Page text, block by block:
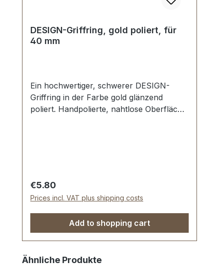
DESIGN-Griffring, gold poliert, für
40 mm
Ein hochwertiger, schwerer DESIGN-
Griffring in der Farbe gold glänzend
poliert. Handpolierte, nahtlose Oberfläche
Regular price:
€5.80
Prices incl. VAT plus shipping costs
Add to shopping cart
Skip product gallery
Ähnliche Produkte